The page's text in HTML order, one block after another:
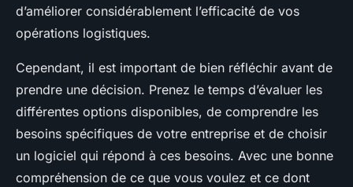
d’améliorer considérablement l’efficacité de vos
opérations logistiques.
Cependant, il est important de bien réfléchir avant de
prendre une décision. Prenez le temps d’évaluer les
différentes options disponibles, de comprendre les
besoins spécifiques de votre entreprise et de choisir
un logiciel qui répond à ces besoins. Avec une bonne
compréhension de ce que vous voulez et ce dont